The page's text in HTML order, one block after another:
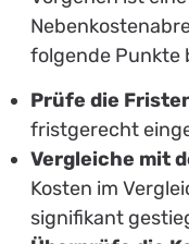
folgende Punkte
Prüfe die
fristgerecht
Vergleiche mit
Kosten im
signifikant